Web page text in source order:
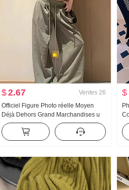
$2.67 Ventes 26
Officiel Figure Photo réelle Moyen
Déjà Dehors Grand Marchandises u
Collier Os de boeuf Boucle En forme
de I Débardeur Bretelles Kuo Jambe
Traîne Sport Pantalon long Ensemble
$